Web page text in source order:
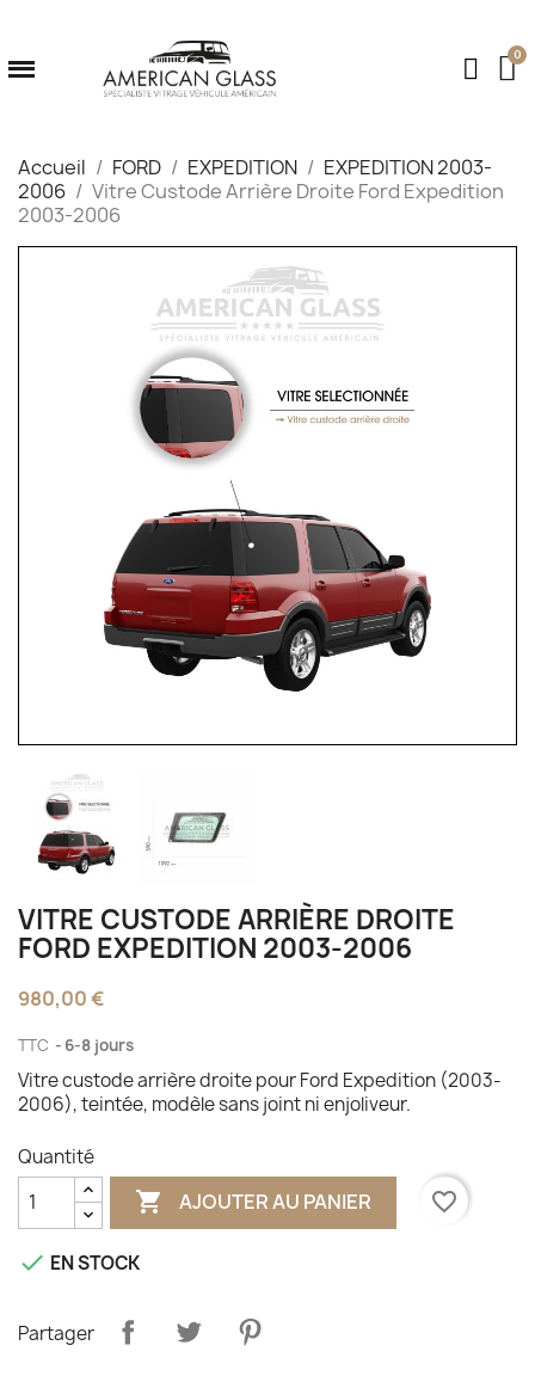
Accueil FORD EXPEDITION
EXPEDITION 2003-
2006
Vitre Custode Arrière Droite Ford Expedition
2003-2006
VITRE CUSTODE ARRIÈRE DROITE
FORD EXPEDITION 2003-2006
980,00 €
TTC 6-8 jours
Vitre custode arrière droite pour Ford Expedition (2003-
2006), teintée, modèle sans joint ni enjoliveur.
Quantité
 AJOUTER AU PANIER favorite_border
 EN STOCK
Partager